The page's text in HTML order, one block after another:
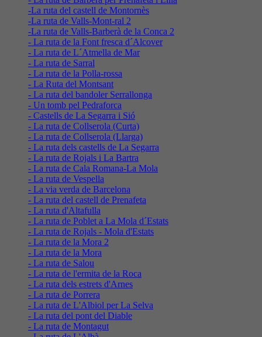
-La ruta del castell de Montornès
-La ruta de Valls-Mont-ral 2
-La ruta de Valls-Barberà de la Conca 2
- La ruta de la Font fresca d´Alcover
- La ruta de L´Atmella de Mar
- La ruta de Sarral
- La ruta de la Polla-rossa
- La Ruta del Montsant
- La ruta del bandoler Serrallonga
- Un tomb pel Pedraforca
- Castells de La Segarra i Sió
- La ruta de Collserola (Curta)
- La ruta de Collserola (Llarga)
- La ruta dels castells de La Segarra
- La ruta de Rojals i La Bartra
- La ruta de Cala Romana-La Mola
- La ruta de Vespella
- La via verda de Barcelona
- La ruta del castell de Prenafeta
- La ruta d'Altafulla
- La ruta de Poblet a La Mola d´Estats
- La ruta de Rojals - Mola d'Estats
- La ruta de la Mora 2
- La ruta de la Mora
- La ruta de Salou
- La ruta de l'ermita de la Roca
- La ruta dels estrets d'Arnes
- La ruta de Porrera
- La ruta de L'Albiol per La Selva
- La ruta del pont del Diable
- La ruta de Montagut